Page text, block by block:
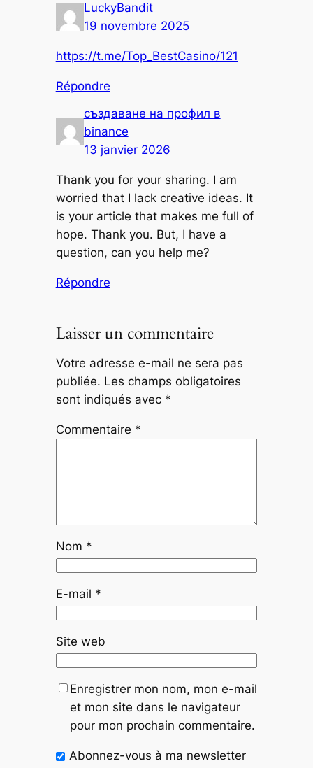
LuckyBandit
19 novembre 2025
https://t.me/Top_BestCasino/121
Répondre
създаване на профил в
binance
13 janvier 2026
Thank you for your sharing. I am
worried that I lack creative ideas. It
is your article that makes me full of
hope. Thank you. But, I have a
question, can you help me?
Répondre
Laisser un commentaire
Votre adresse e-mail ne sera pas
publiée. Les champs obligatoires
sont indiqués avec *
Commentaire *
Nom *
E-mail *
Site web
Enregistrer mon nom, mon e-mail
et mon site dans le navigateur
pour mon prochain commentaire.
Abonnez-vous à ma newsletter